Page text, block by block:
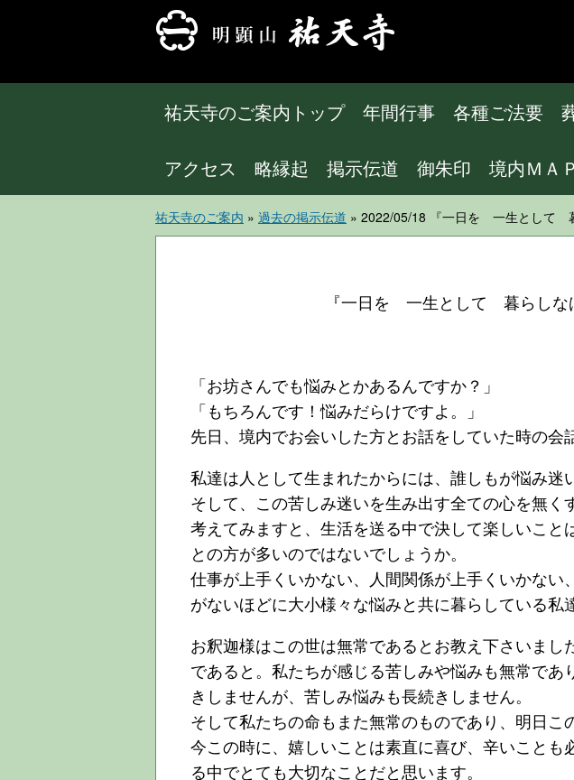
祐天寺のご案内トップ 年間行事 各種ご法要
アクセス 略縁起 掲示伝道 御朱印 境内ＭＡＰ
祐天寺のご案内 » 過去の掲示伝道 » 2022/05/18 『一日を 一生として
『一日を 一生として 暮らし
「お坊さんでも悩みとかあるんですか？」
「もちろんです！悩みだらけですよ。」
先日、境内でお会いした方とお話をしていた時の会
私達は人として生まれたからには、誰しもが悩み迷
そして、この苦しみ迷いを生み出す全ての心を無く
考えてみますと、生活を送る中で決して楽しいこ
との方が多いのではないでしょうか。
仕事が上手くいかない、人間関係が上手くいかな
がないほどに大小様々な悩みと共に暮らしている私
お釈迦様はこの世は無常であるとお教え下さいま
であると。私たちが感じる苦しみや悩みも無常で
きしませんが、苦しみ悩みも長続きしません。
そして私たちの命もまた無常のものであり、明日こ
今この時に、嬉しいことは素直に喜び、辛いこと
る中でとても大切なことだと思います。